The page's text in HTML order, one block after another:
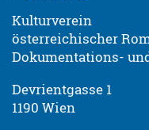
Kulturverein
österreichischer
Dokumentations-
Devrientgasse 1
1190 Wien